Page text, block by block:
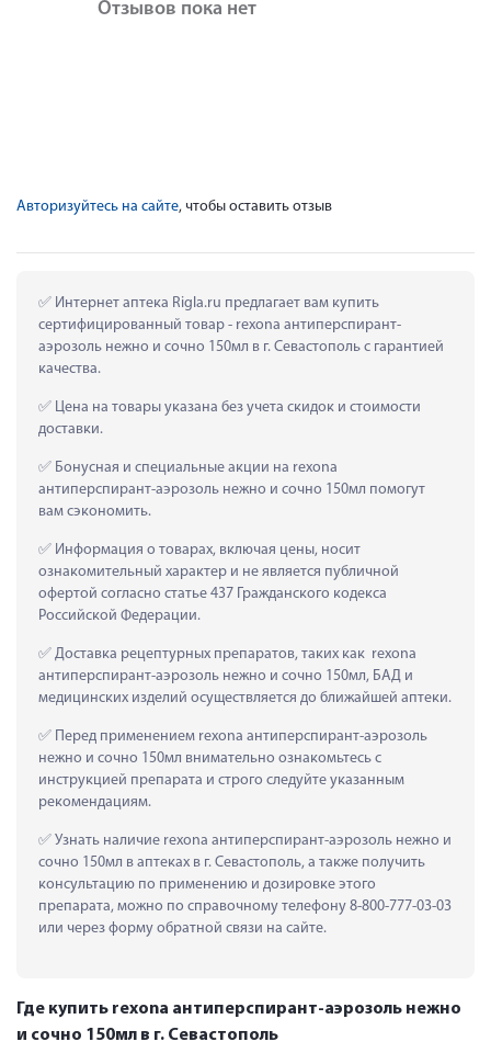
Отзывов пока нет
Авторизуйтесь на сайте, чтобы оставить отзыв
Интернет аптека Rigla.ru предлагает вам купить
сертифицированный товар - rexona антиперспирант-
аэрозоль нежно и сочно 150мл в г. Севастополь с гарантией
качества.
Цена на товары указана без учета скидок и стоимости
доставки.
Бонусная и специальные акции на rexona
антиперспирант-аэрозоль нежно и сочно 150мл помогут
вам сэкономить.
Информация о товарах, включая цены, носит
ознакомительный характер и не является публичной
офертой согласно статье 437 Гражданского кодекса
Российской Федерации.
Доставка рецептурных препаратов, таких как  rexona
антиперспирант-аэрозоль нежно и сочно 150мл, БАД и
медицинских изделий осуществляется до ближайшей аптеки.
Перед применением rexona антиперспирант-аэрозоль
нежно и сочно 150мл внимательно ознакомьтесь с
инструкцией препарата и строго следуйте указанным
рекомендациям.
Узнать наличие rexona антиперспирант-аэрозоль нежно и
сочно 150мл в аптеках в г. Севастополь, а также получить
консультацию по применению и дозировке этого
препарата, можно по справочному телефону 8-800-777-03-03
или через форму обратной связи на сайте.
Где купить rexona антиперспирант-аэрозоль нежно
и сочно 150мл в г. Севастополь